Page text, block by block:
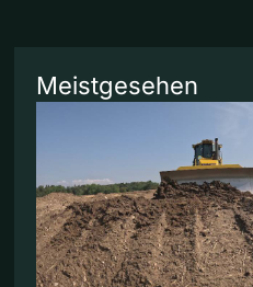
Meistgesehen